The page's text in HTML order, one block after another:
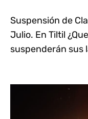
Suspensión de
Julio. En Tiltil
suspenderán sus